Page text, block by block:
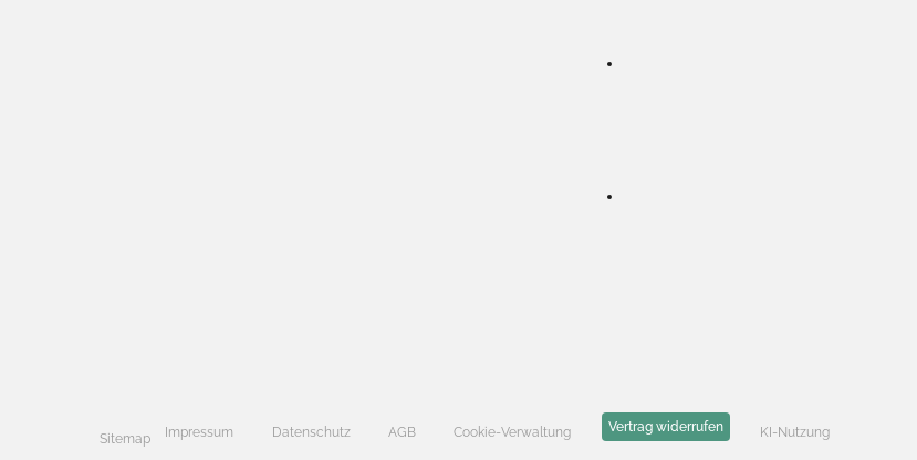
Sitemap Impressum Datenschutz AGB Cookie-Verwaltung Vertrag widerrufen KI-Nutzung